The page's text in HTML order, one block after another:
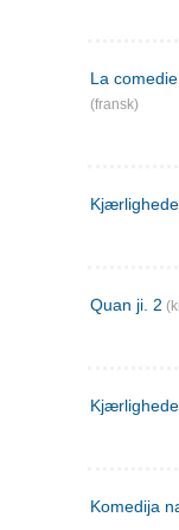
La
(fransk)
Quan ji. 2
Komedija